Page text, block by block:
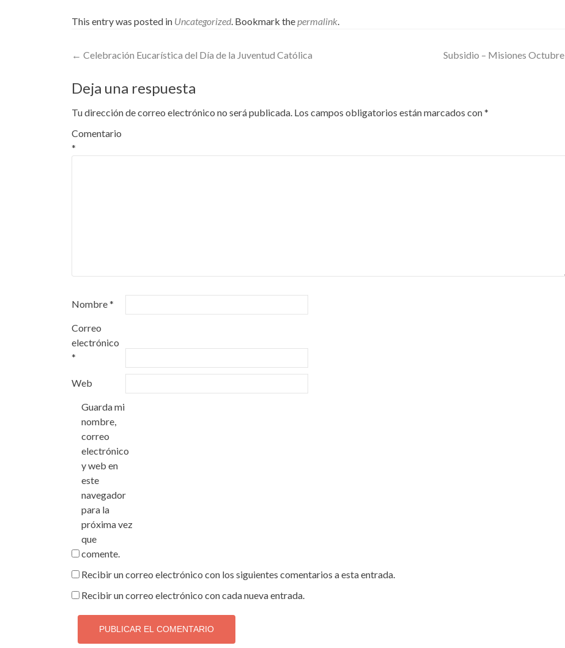
This entry was posted in Uncategorized. Bookmark thepermalink.
Post
navigation
← Celebración Eucarística del Día de la Juventud Católica Subsidio – Misiones Octubre
Deja una respuesta
Tu dirección de correo electrónico no será publicada. Los campos obligatorios están marcados con*
Comentario
*
Nombre*
Correo
electrónico
*
Web
Guarda mi
nombre,
correo
electrónico
y web en
este
navegador
para la
próxima vez
que
comente.
Recibir un correo electrónico con los siguientes comentarios a esta entrada.
Recibir un correo electrónico con cada nueva entrada.